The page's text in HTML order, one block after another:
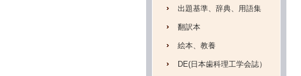
出題基準、辞典、用語集
翻訳本
絵本、教養
DE(日本歯科理工学会誌）